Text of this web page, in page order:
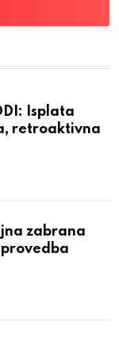
Isplata
retroaktivna
zabrana